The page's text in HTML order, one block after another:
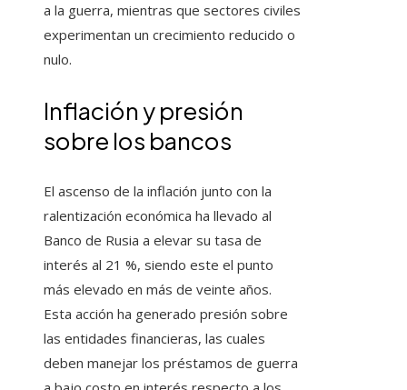
a la guerra, mientras que sectores civiles
experimentan un crecimiento reducido o
nulo.
Inflación y presión
sobre los bancos
El ascenso de la inflación junto con la
ralentización económica ha llevado al
Banco de Rusia a elevar su tasa de
interés al 21 %, siendo este el punto
más elevado en más de veinte años.
Esta acción ha generado presión sobre
las entidades financieras, las cuales
deben manejar los préstamos de guerra